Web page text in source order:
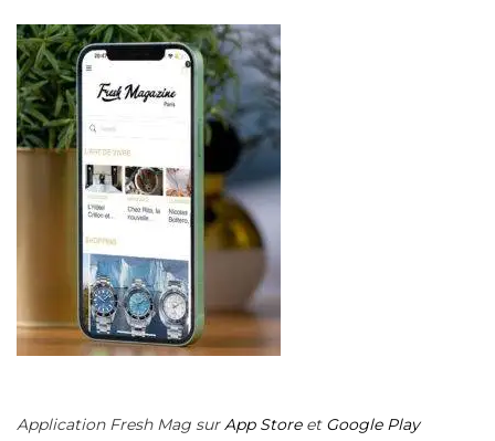
Application Fresh Mag surApp Storeet Google Play